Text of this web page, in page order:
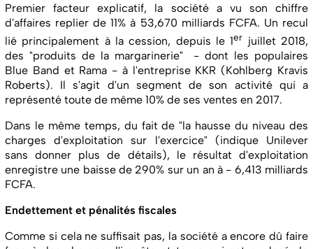
Premier facteur explicatif, la société a vu son chiffre
d'affaires replier de 11% à 53,670 milliards FCFA. Un recul
lié principalement à la cession, depuis le 1er juillet 2018,
des "produits de la margarinerie" - dont les populaires
Blue Band et Rama - à l'entreprise KKR (Kohlberg Kravis
Roberts). Il s'agit d'un segment de son activité qui a
représenté toute de même 10% de ses ventes en 2017.
Dans le même temps, du fait de "la hausse du niveau des
charges d'exploitation sur l'exercice" (indique Unilever
sans donner plus de détails), le résultat d'exploitation
enregistre une baisse de 290% sur un an à - 6,413 milliards
FCFA.
Endettement et pénalités fiscales
Comme si cela ne suffisait pas, la société a encore dû faire